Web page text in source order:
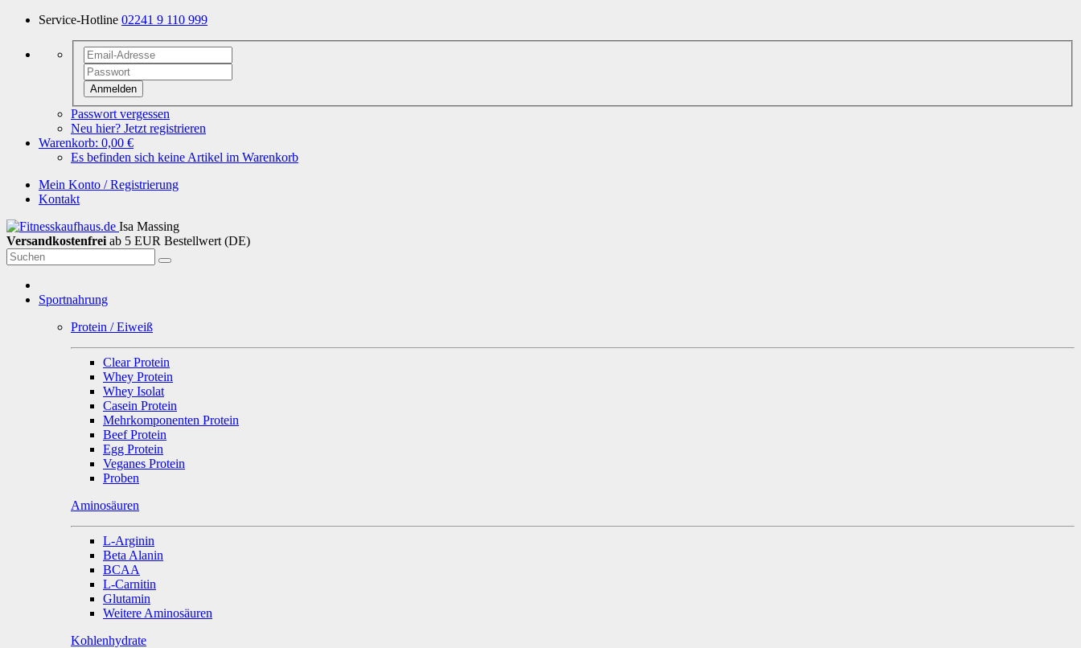
Service-Hotline 02241 9 110 999
Anmelden
Passwort vergessen
Neu hier? Jetzt registrieren
Warenkorb: 0,00 €
Es befinden sich keine Artikel im Warenkorb
Mein Konto / Registrierung
Kontakt
Isa Massing
Versandkostenfrei ab 5 EUR Bestellwert (DE)
Sportnahrung
Protein / Eiweiß
Clear Protein
Whey Protein
Whey Isolat
Casein Protein
Mehrkomponenten Protein
Beef Protein
Egg Protein
Veganes Protein
Proben
Aminosäuren
L-Arginin
Beta Alanin
BCAA
L-Carnitin
Glutamin
Weitere Aminosäuren
Kohlenhydrate